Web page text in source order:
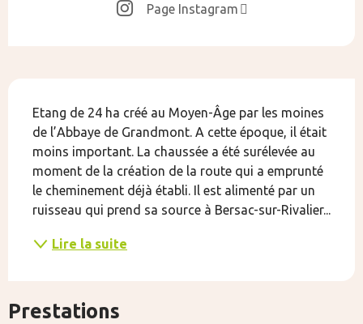
Page Instagram
Etang de 24 ha créé au Moyen-Âge par les moines
de l’Abbaye de Grandmont. A cette époque, il était
moins important. La chaussée a été surélevée au
moment de la création de la route qui a emprunté
le cheminement déjà établi. Il est alimenté par un
ruisseau qui prend sa source à Bersac-sur-Rivalier...
Lire la suite
Prestations